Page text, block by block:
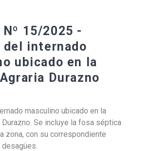
Nº 15/2025 -
del internado
ubicado en la
Durazno
masculino ubicado en la
Durazno. Se incluye la fosa séptica
zona, con su correspondiente